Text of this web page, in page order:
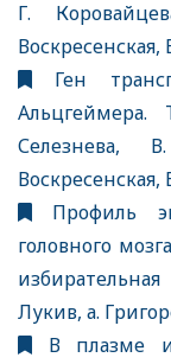
Г.
Воскресенская,
Ген
Селезнева,
Воскресенская,
Профиль
головного
Лукив, а.
В плазме